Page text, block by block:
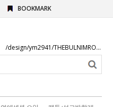
BOOKMARK
/design/ym2941/THEBULNIMROGO.png